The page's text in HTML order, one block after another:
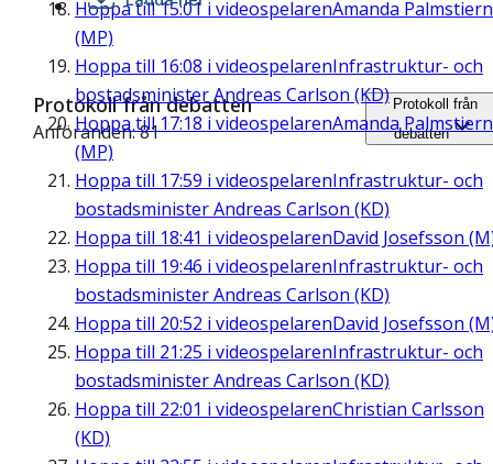
Hoppa till15:01 i videospelarenAmanda
(MP)
Hoppa till 16:08 i videospelarenInfrastruktur- och
bostadsminister Andreas Carlson (KD)
Hoppa till 17:18 i videospelarenAmanda
(MP)
Hoppa till 17:59 i videospelarenInfrastruktur- och
bostadsminister Andreas Carlson (KD)
Hoppa till 18:41 i videospelarenDavid Josefsson
Hoppa till 19:46 i videospelarenInfrastruktur- och
bostadsminister Andreas Carlson (KD)
Hoppa till 20:52 i videospelarenDavid Josefsson
Hoppa till 21:25 i videospelarenInfrastruktur- och
bostadsminister Andreas Carlson (KD)
Hoppa till 22:01 i videospelarenChristian Carlsson
(KD)
Protokoll från debatten
Anföranden: 81
Protokoll från
debatten